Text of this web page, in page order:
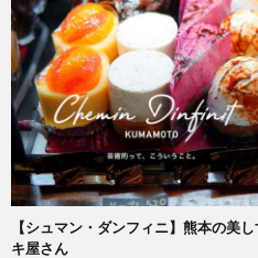
【シュマン・ダンフィニ】熊本の美
キ屋さん